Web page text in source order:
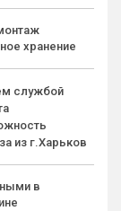
хранение
службой
из г.Харьков
в